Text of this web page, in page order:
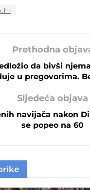
Prethodna
da bivši
u pregovorima.
Sljedeća objava
navijača nakon
se popeo na 60